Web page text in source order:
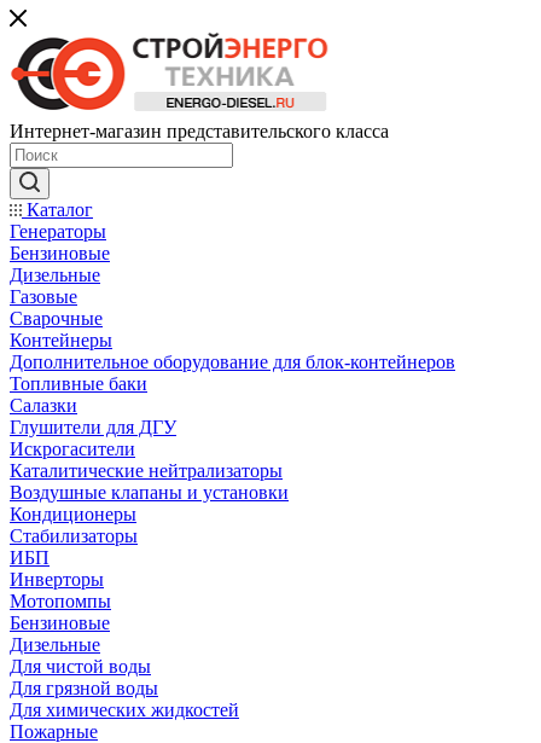
Интернет-магазин представительского класса
Каталог
Генераторы
Бензиновые
Дизельные
Газовые
Сварочные
Контейнеры
Дополнительное оборудование для блок-контейнеров
Топливные баки
Салазки
Глушители для ДГУ
Искрогасители
Каталитические нейтрализаторы
Воздушные клапаны и установки
Кондиционеры
Стабилизаторы
ИБП
Инверторы
Мотопомпы
Бензиновые
Дизельные
Для чистой воды
Для грязной воды
Для химических жидкостей
Пожарные